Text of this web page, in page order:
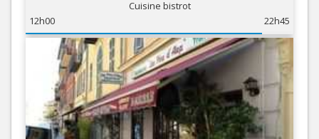
Cuisine bistrot
12h00
22h45